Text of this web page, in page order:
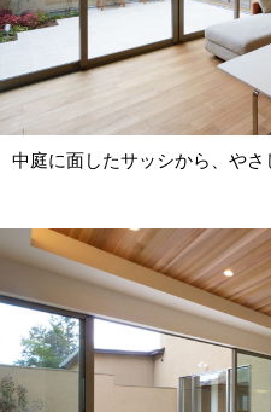
中庭に面したサッシから、やさ